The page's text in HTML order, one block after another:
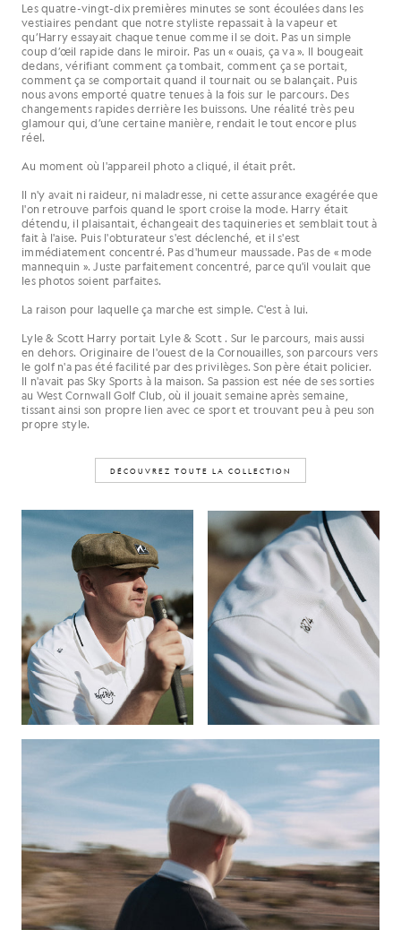
Les quatre-vingt-dix premières minutes se sont écoulées dans les
vestiaires pendant que notre styliste repassait à la vapeur et
qu’Harry essayait chaque tenue comme il se doit. Pas un simple
coup d’œil rapide dans le miroir. Pas un « ouais, ça va ». Il bougeait
dedans, vérifiant comment ça tombait, comment ça se portait,
comment ça se comportait quand il tournait ou se balançait. Puis
nous avons emporté quatre tenues à la fois sur le parcours. Des
changements rapides derrière les buissons. Une réalité très peu
glamour qui, d’une certaine manière, rendait le tout encore plus
réel.
Au moment où l'appareil photo a cliqué, il était prêt.
Il n'y avait ni raideur, ni maladresse, ni cette assurance exagérée que
l'on retrouve parfois quand le sport croise la mode. Harry était
détendu, il plaisantait, échangeait des taquineries et semblait tout à
fait à l'aise. Puis l'obturateur s'est déclenché, et il s'est
immédiatement concentré. Pas d'humeur maussade. Pas de « mode
mannequin ». Juste parfaitement concentré, parce qu'il voulait que
les photos soient parfaites.
La raison pour laquelle ça marche est simple. C'est à lui.
Lyle & Scott Harry portait Lyle & Scott . Sur le parcours, mais aussi
en dehors. Originaire de l'ouest de la Cornouailles, son parcours vers
le golf n'a pas été facilité par des privilèges. Son père était policier.
Il n'avait pas Sky Sports à la maison. Sa passion est née de ses sorties
au West Cornwall Golf Club, où il jouait semaine après semaine,
tissant ainsi son propre lien avec ce sport et trouvant peu à peu son
propre style.
DÉCOUVREZ TOUTE LA COLLECTION